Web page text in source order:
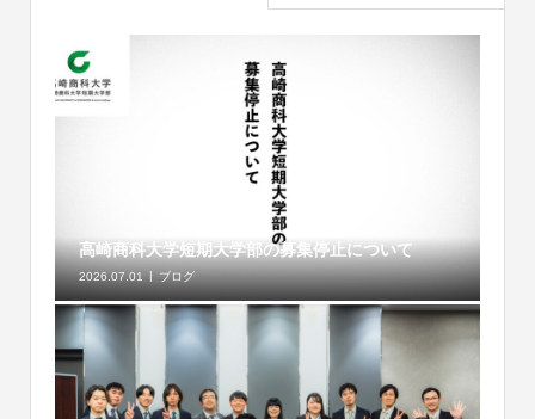
高崎商科大学短期大学部の募集停止について
2026.07.01 ブログ